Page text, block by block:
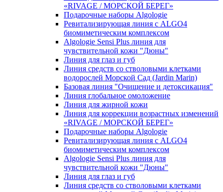
«RIVAGE / МОРСКОЙ БЕРЕГ»
Подарочные наборы Algologie
Ревитализирующая линия с ALGO4
биомиметическим комплексом
Algologie Sensi Plus линия для
чувcтвительной кожи "Дюны"
Линия для глаз и губ
Линия средств со стволовыми клетками
водорослей Морской Сад (Jardin Marin)
Базовая линия "Очищение и детоксикация"
Линия глобальное омоложение
Линия для жирной кожи
Линия для коррекции возрастных изменений
«RIVAGE / МОРСКОЙ БЕРЕГ»
Подарочные наборы Algologie
Ревитализирующая линия с ALGO4
биомиметическим комплексом
Algologie Sensi Plus линия для
чувcтвительной кожи "Дюны"
Линия для глаз и губ
Линия средств со стволовыми клетками